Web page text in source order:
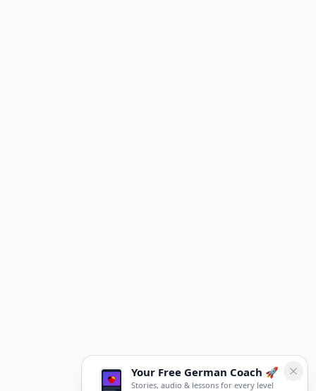
Your Free German Coach 🚀
Stories, audio & lessons for every level